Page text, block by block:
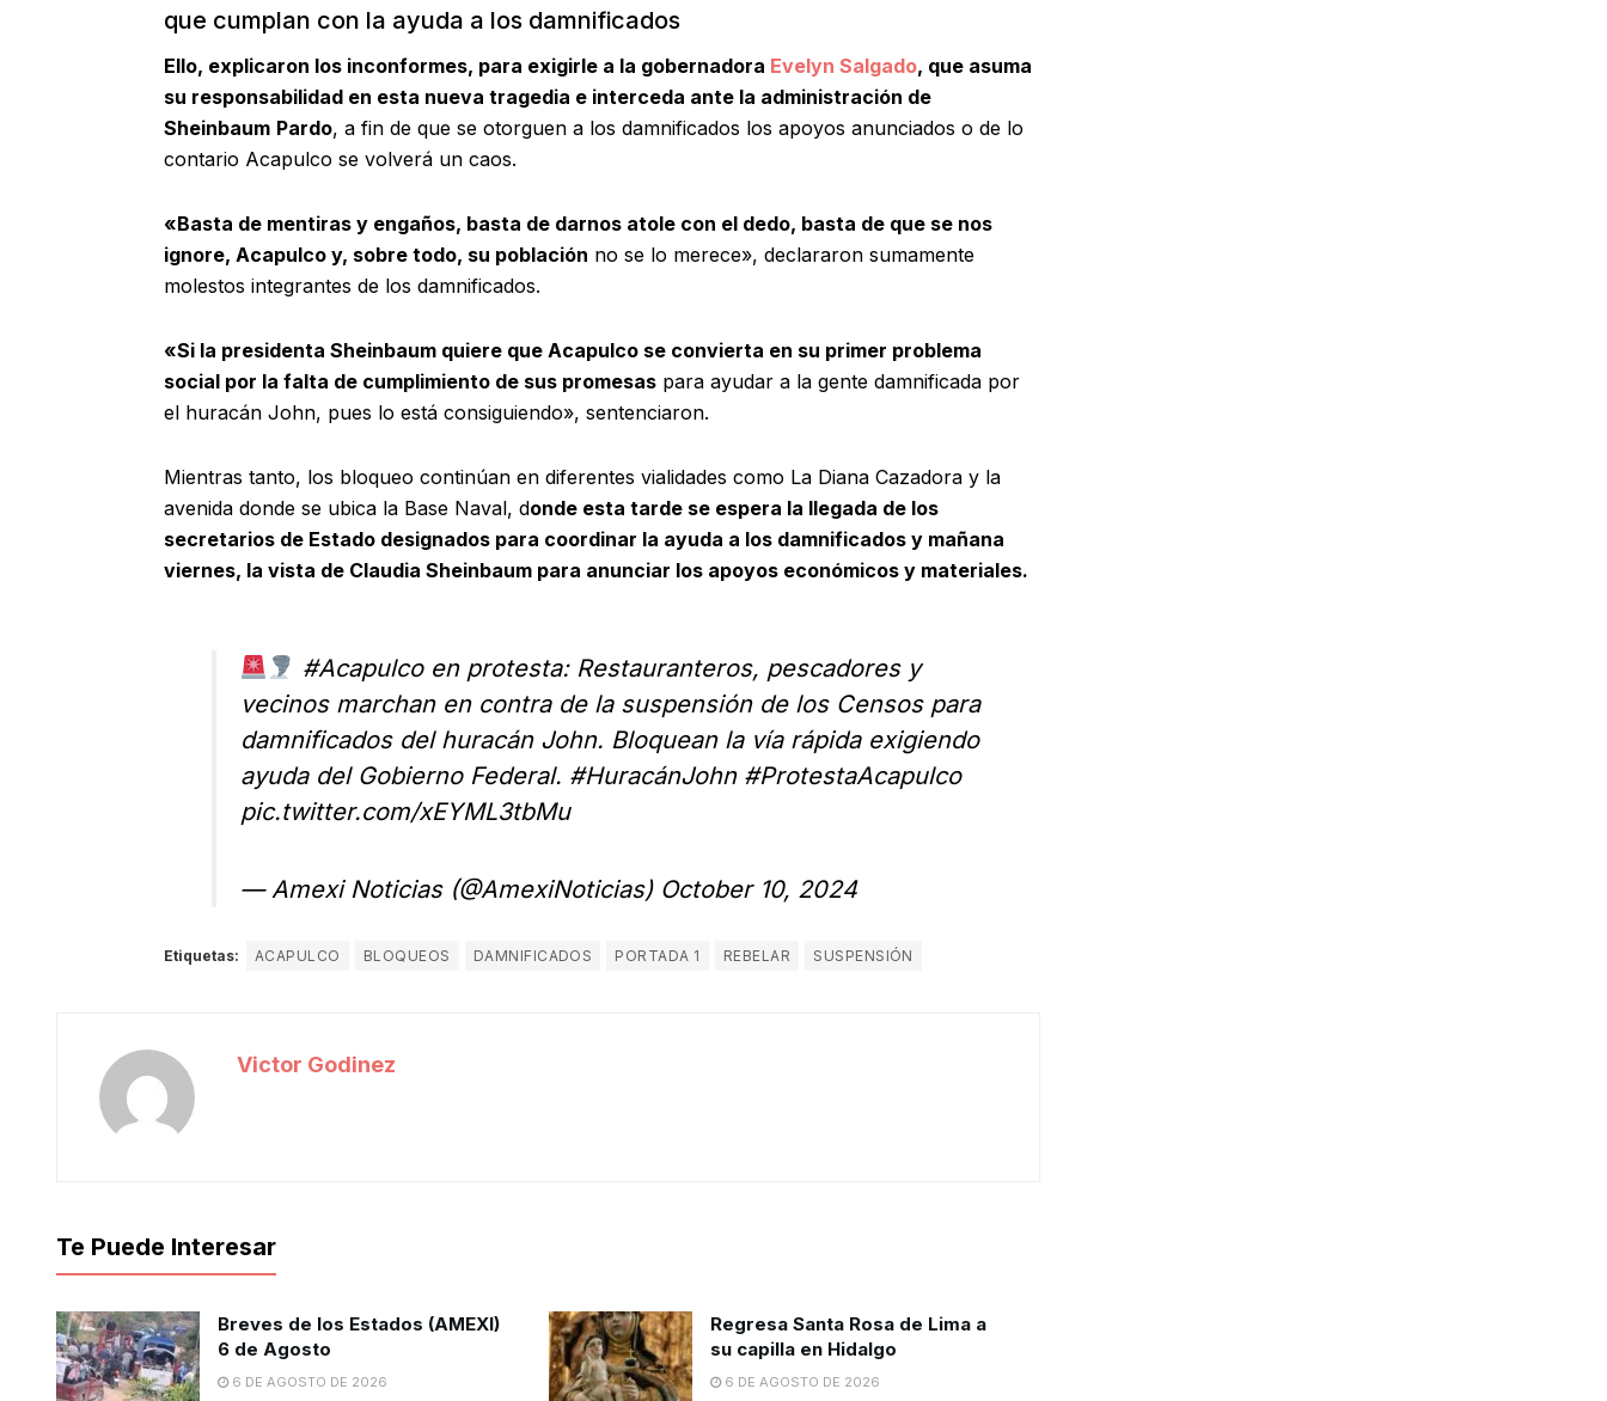
que cumplan con la ayuda a los damnificados
Ello, explicaron los inconformes, para exigirle a la gobernadora Evelyn Salgado, que asuma
su responsabilidad en esta nueva tragedia e interceda ante la administración de
Sheinbaum Pardo, a fin de que se otorguen a los damnificados los apoyos anunciados o de lo
contario Acapulco se volverá un caos.
«Basta de mentiras y engaños, basta de darnos atole con el dedo, basta de que se nos
ignore, Acapulco y, sobre todo, su población no se lo merece», declararon sumamente
molestos integrantes de los damnificados.
«Si la presidenta Sheinbaum quiere que Acapulco se convierta en su primer problema
social por la falta de cumplimiento de sus promesas para ayudar a la gente damnificada por
el huracán John, pues lo está consiguiendo», sentenciaron.
Mientras tanto, los bloqueo continúan en diferentes vialidades como La Diana Cazadora y la
avenida donde se ubica la Base Naval, donde esta tarde se espera la llegada de los
secretarios de Estado designados para coordinar la ayuda a los damnificados y mañana
viernes, la vista de Claudia Sheinbaum para anunciar los apoyos económicos y materiales.
#Acapulcoen protesta: Restauranteros, pescadores y
vecinos marchan en contra de la suspensión de los Censos para
damnificados del huracán John. Bloquean la vía rápida exigiendo
ayuda del Gobierno Federal. #HuracánJohn #ProtestaAcapulco
pic.twitter.com/xEYML3tbMu
— Amexi Noticias (@AmexiNoticias) October 10, 2024
Etiquetas: ACAPULCO BLOQUEOS DAMNIFICADOS PORTADA 1 REBELAR SUSPENSIÓN
Victor Godinez
Te Puede Interesar
Breves de los Estados (AMEXI)
6 de Agosto
6 DE AGOSTO DE 2026
Regresa Santa Rosa de Lima a
su capilla en Hidalgo
6 DE AGOSTO DE 2026